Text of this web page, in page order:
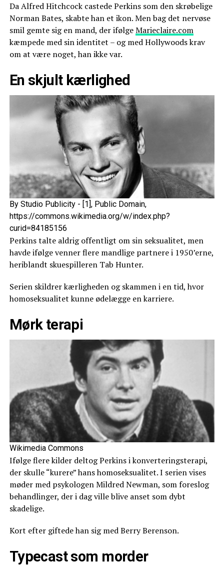
Da Alfred Hitchcock castede Perkins som den skrøbelige
Norman Bates, skabte han et ikon. Men bag det nervøse
smil gemte sig en mand, der ifølgeMarieclaire.com
kæmpede med sin identitet – og med Hollywoods krav
om at være noget, han ikke var.
En skjult kærlighed
By Studio Publicity - [1], Public Domain,
https://commons.wikimedia.org/w/index.php?
curid=84185156
Perkins talte aldrig offentligt om sin seksualitet, men
havde ifølge venner flere mandlige partnere i 1950’erne,
heriblandt skuespilleren Tab Hunter.
Serien skildrer kærligheden og skammen i en tid, hvor
homoseksualitet kunne ødelægge en karriere.
Mørk terapi
Wikimedia Commons
Ifølge flere kilder deltog Perkins i konverteringsterapi,
der skulle “kurere” hans homoseksualitet. I serien vises
møder med psykologen Mildred Newman, som foreslog
behandlinger, der i dag ville blive anset som dybt
skadelige.
Kort efter giftede han sig med Berry Berenson.
Typecast som morder